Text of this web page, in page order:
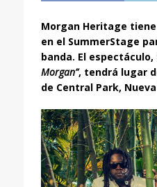
Morgan Heritage
en el SummerStage
banda. El
Morgan”, tendrá lugar
de Central Park,